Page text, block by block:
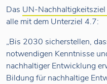
Das UN-
alle mit dem Unterziel 4.7:
„Bis 2030 sicherstellen,
notwendigen Kenntnisse
nachhaltiger Entwicklung
Bildung für nachhaltige